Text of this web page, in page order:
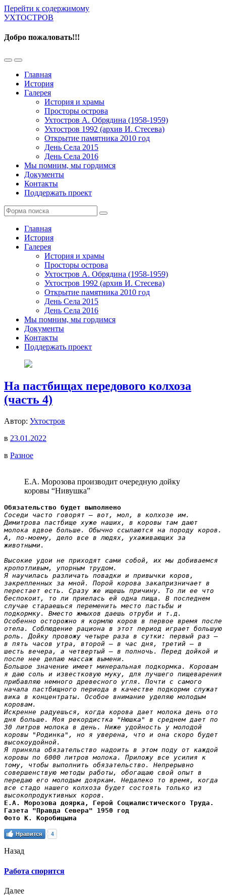
Перейти к содержимому
УХТОСТРОВ
Добро пожаловать!!!
Переключить
мобильное
меню
Переключить
поле
поиска
Главная
История
Галерея
История и храмы
Просторы острова
Ухтостров А. Обрядина (1958-1959)
Ухтостров 1992 (архив И. Стесева)
Открытие памятника 2010 год
День Села 2015
День Села 2016
Мы помним, мы гордимся
Документы
Контакты
Поддержать проект
Поиск
Главная
История
Галерея
История и храмы
Просторы острова
Ухтостров А. Обрядина (1958-1959)
Ухтостров 1992 (архив И. Стесева)
Открытие памятника 2010 год
День Села 2015
День Села 2016
Мы помним, мы гордимся
Документы
Контакты
Поддержать проект
На пастбищах передового колхоза
(часть 4)
Автор: Ухтостров
в 23.01.2022
в Разное
Е.А. Морозова производит очередную дойку
коровы “Нивушка”
Обязательство будет выполнено
Соседи часто говорят — вот, мол, в колхозе им.
Димитрова пастбище хуже наших, в коровы там дают
молока вдвое больше. Обычно ссылаются на породу коров.
А, по-моему, дело все в людях, ухаживающих за
животными.
Высокие удои не приходят сами собой, их мы добиваемся
кропотливым, упорным трудом.
Я научилась различать повадки и привычки коров,
закрепленных за мной. Порой корова закапризничает в
перестает есть. Сразу же ищешь причину. То ли ее что
беспокоит, то ли приелась ей одна пища. В последнем
случае стараешься переменить место пастьбы и
подкормку. Вместо жмыхов даешь отруби и т.д.
Особенно осторожно я кормлю коров в первое время после
отела. Соблюдение рациона в этот период играет большую
роль. Дойку провожу четыре раза в сутки: первый раз —
в пять часов утра, второй — в час дня, третий — в
шесть вечера, а четвертый — в полночь. Перед дойкой и
после нее делаю массаж вымени.
Большое значение имеет минеральная подкормка. Коровам
я даю соль и известковую муку, для лучшего пищеварения
прибавляю немного древесного угля. Почти с самого
начала пастбищного периода в качестве подкорми служат
вика в концентраты. Особое внимание уделяю молодым
коровам.
Искренне радуешься, когда корова дает молока день ото
дня больше. Моя рекордистка "Нюшка" в среднем дает по
30 литров молока в день. Ниже удойность у молодой
коровы "Родинка", но я уверена, что и она скоро будет
высокоудойной.
Я приняла обязательство надоить в этом поду от каждой
коровы по 6000 литров молока. Приложу все усилия к
тому, чтобы выполнить обязательство. Непрерывно
совершенствую методы работы, обогащаю свой опыт в
передаю его молодым дояркам. Недалеко то время, когда
все стадо нашего колхоза будет состоять только из
высокопродуктивных коров.
Е.А. Морозова доярка, Герой Социалистического Труда.
Газета "Правда Севера" 1950 год
Фото К. Коробицына
Нравится 4
Назад
Работа спорится
Далее